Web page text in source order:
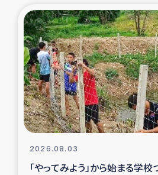
スリランカの南北女性をつなぐサ
ジェクト
復興支援事
民際教育事
女性グループPIFWANITA
ガザ人道支
2026.08.03
「やってみよう」から始まる学